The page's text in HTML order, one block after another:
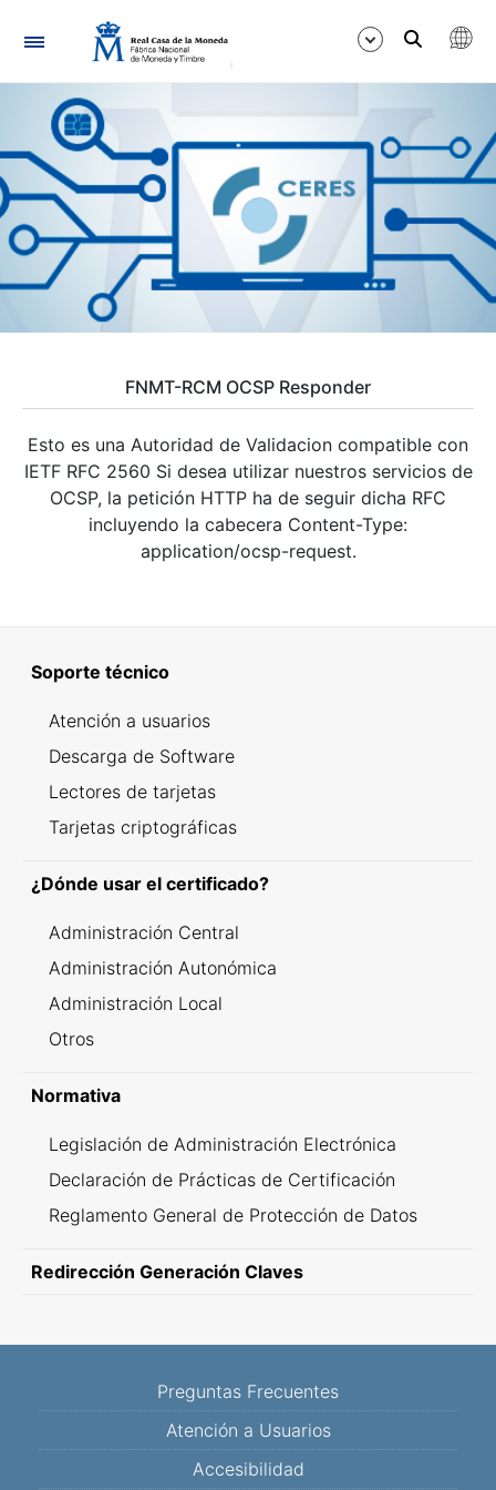
Navegación
Mostrar/Ocultar
Mostrar/Ocultar
Mostrar/OcultarFNMT-RCM OCSP Responder
Esto es una Autoridad de Validacion compatible con
IETF RFC 2560 Si desea utilizar nuestros servicios de
OCSP, la petición HTTP ha de seguir dicha RFC
incluyendo la cabecera Content-Type:
application/ocsp-request.
Soporte técnico
Atención a usuarios
Descarga de Software
Lectores de tarjetas
Tarjetas criptográficas
¿Dónde usar el certificado?
Administración Central
Administración Autonómica
Administración Local
Otros
Normativa
Legislación de Administración Electrónica
Declaración de Prácticas de Certificación
Reglamento General de Protección de Datos
Redirección Generación Claves
Preguntas Frecuentes
Atención a Usuarios
Accesibilidad